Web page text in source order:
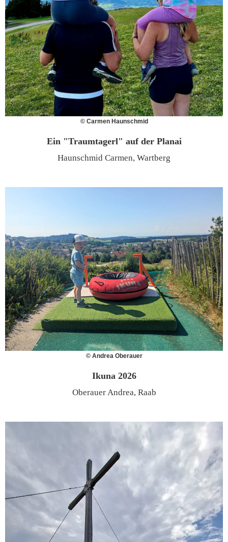
© Carmen Haunschmid
Ein "Traumtagerl" auf der Planai
Haunschmid Carmen, Wartberg
© Andrea Oberauer
Ikuna 2026
Oberauer Andrea, Raab